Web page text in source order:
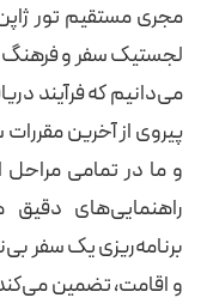
مجری مستقیم تور
لجستیک سفر و فرهنگ
می‌دانیم که فرآیند
و ما در تمامی مراحل
راهنمایی‌های دقیق
برنامه‌ریزی یک سفر
و اقامت، تضمین